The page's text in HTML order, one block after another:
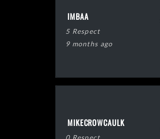
IMBAA
5 Respect
9 months ago
MIKECROWCAULK
0 Respect